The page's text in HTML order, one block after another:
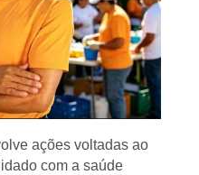
ações voltadas ao
com a saúde